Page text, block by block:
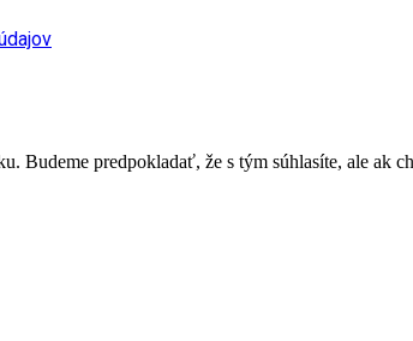
Budeme predpokladať, že s tým súhlasíte, ale ak